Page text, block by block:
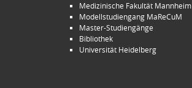
Medizinische Fakultät Mannheim
Modellstudiengang MaReCuM
Master-Studiengänge
Bibliothek
Universität Heidelberg